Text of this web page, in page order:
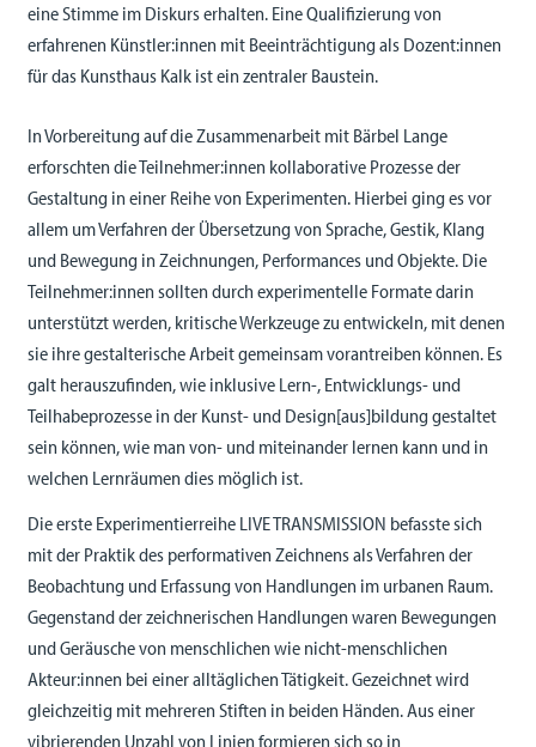
eine Stimme im Diskurs erhalten. Eine Qualifizierung von
erfahrenen Künstler:innen mit Beeinträchtigung als Dozent:innen
für das Kunsthaus Kalk ist ein zentraler Baustein.
In Vorbereitung auf die Zusammenarbeit mit Bärbel Lange
erforschten die Teilnehmer:innen kollaborative Prozesse der
Gestaltung in einer Reihe von Experimenten. Hierbei ging es vor
allem um Verfahren der Übersetzung von Sprache, Gestik, Klang
und Bewegung in Zeichnungen, Performances und Objekte. Die
Teilnehmer:innen sollten durch experimentelle Formate darin
unterstützt werden, kritische Werkzeuge zu entwickeln, mit denen
sie ihre gestalterische Arbeit gemeinsam vorantreiben können. Es
galt herauszufinden, wie inklusive Lern-, Entwicklungs- und
Teilhabeprozesse in der Kunst- und Design[aus]bildung gestaltet
sein können, wie man von- und miteinander lernen kann und in
welchen Lernräumen dies möglich ist.
Die erste Experimentierreihe LIVE TRANSMISSION befasste sich
mit der Praktik des performativen Zeichnens als Verfahren der
Beobachtung und Erfassung von Handlungen im urbanen Raum.
Gegenstand der zeichnerischen Handlungen waren Bewegungen
und Geräusche von menschlichen wie nicht-menschlichen
Akteur:innen bei einer alltäglichen Tätigkeit. Gezeichnet wird
gleichzeitig mit mehreren Stiften in beiden Händen. Aus einer
vibrierenden Unzahl von Linien formieren sich so in